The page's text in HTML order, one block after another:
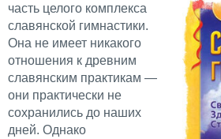
часть целого комплекса
славянской гимнастики.
Она не имеет никакого
отношения к древним
славянским практикам —
они практически не
сохранились до наших
дней. Однако